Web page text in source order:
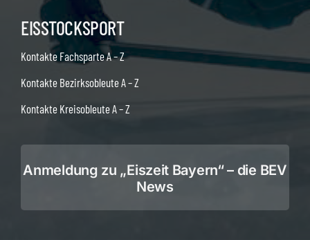
EISSTOCKSPORT
Kontakte Fachsparte A – Z
Kontakte Bezirksobleute A – Z
Kontakte Kreisobleute A – Z
Anmeldung zu „Eiszeit Bayern“ – die BEV
News